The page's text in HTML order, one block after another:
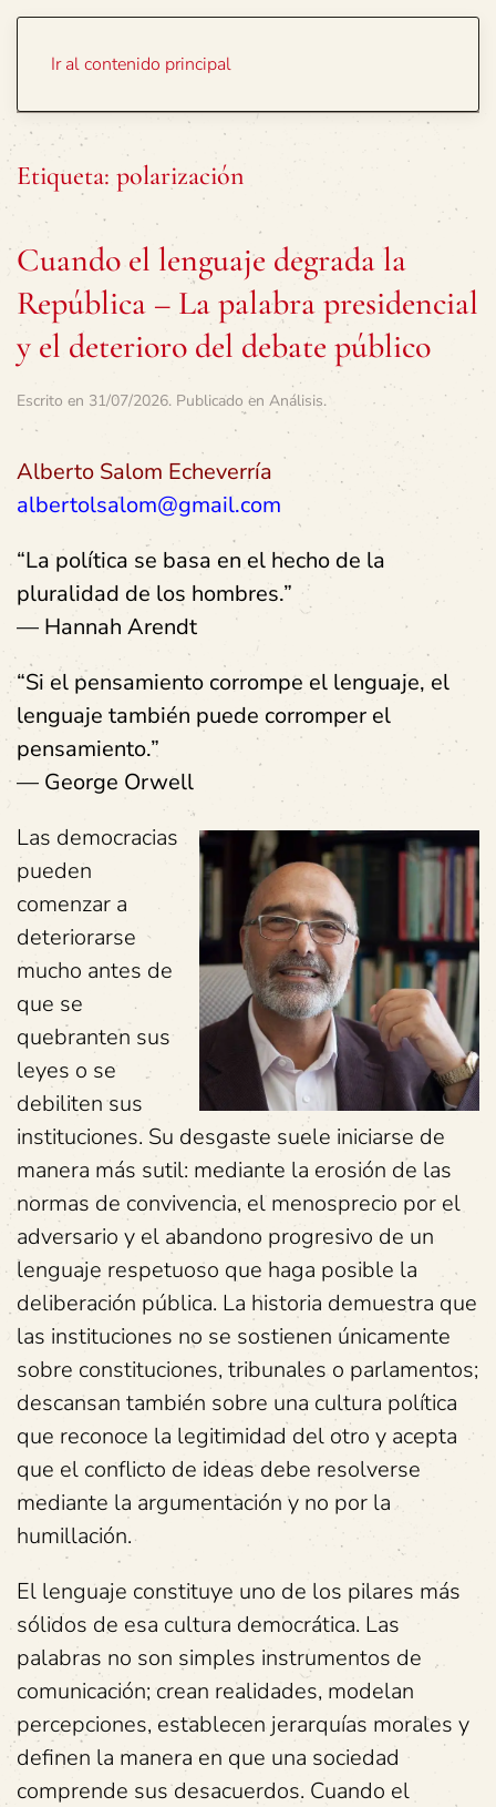
Ir al contenido principal
Etiqueta: polarización
Cuando el lenguaje degrada la
República – La palabra presidencial
y el deterioro del debate público
Escrito en 31/07/2026. Publicado en Análisis.
Alberto Salom Echeverría
albertolsalom@gmail.com
“La política se basa en el hecho de la
pluralidad de los hombres.”
— Hannah Arendt
“Si el pensamiento corrompe el lenguaje, el
lenguaje también puede corromper el
pensamiento.”
— George Orwell
Las democracias
pueden
comenzar a
deteriorarse
mucho antes de
que se
quebranten sus
leyes o se
debiliten sus
instituciones. Su desgaste suele iniciarse de
manera más sutil: mediante la erosión de las
normas de convivencia, el menosprecio por el
adversario y el abandono progresivo de un
lenguaje respetuoso que haga posible la
deliberación pública. La historia demuestra que
las instituciones no se sostienen únicamente
sobre constituciones, tribunales o parlamentos;
descansan también sobre una cultura política
que reconoce la legitimidad del otro y acepta
que el conflicto de ideas debe resolverse
mediante la argumentación y no por la
humillación.
El lenguaje constituye uno de los pilares más
sólidos de esa cultura democrática. Las
palabras no son simples instrumentos de
comunicación; crean realidades, modelan
percepciones, establecen jerarquías morales y
definen la manera en que una sociedad
comprende sus desacuerdos. Cuando el